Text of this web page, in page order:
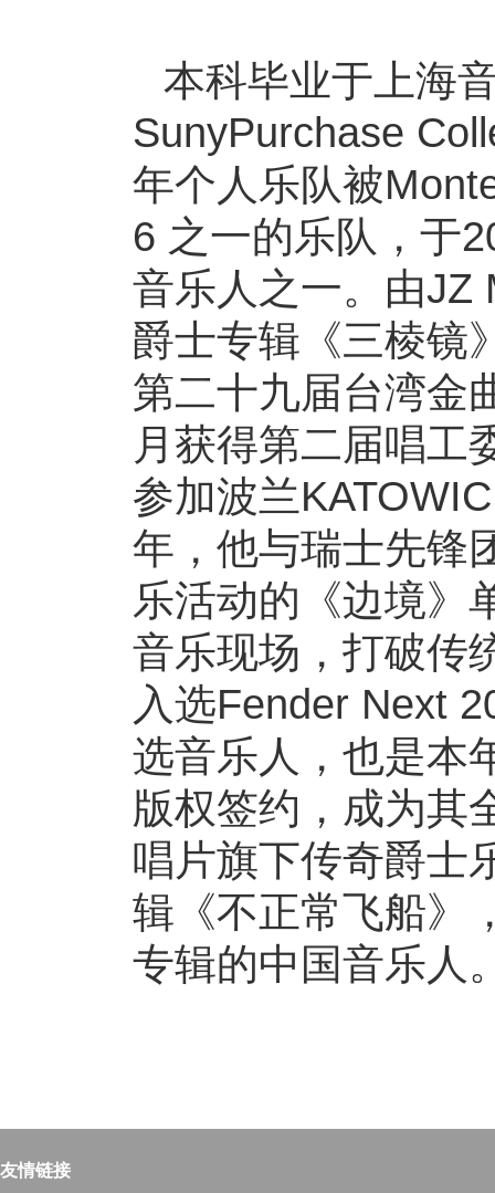
本科毕业于上海
SunyPurchase
年个⼈乐队被
6 之⼀的乐队，于
⾳乐人之⼀。由JZ
爵⼠专辑《三棱镜
第⼆⼗九届台湾⾦
⽉获得第⼆届唱⼯
参加波兰
年，他与瑞⼠先锋
乐活动的《边境》
⾳乐现场，打破传
⼊选Fender Next
选⾳乐⼈，也是本
版权签约，成为其
唱⽚旗下传奇爵⼠
辑《不正常⻜船》
专辑的中国⾳乐⼈
友情链接